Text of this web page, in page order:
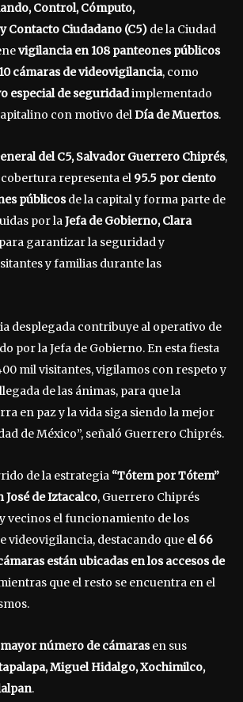
Control, Cómputo,
Contacto Ciudadano (C5) de la Ciudad
vigilancia en 108 panteones públicos
cámaras de videovigilancia, como
especial de seguridadimplementado
con motivo delDía de Muertos.
del C5, Salvador Guerrero Chiprés,
representa el 95.5 por ciento
públicosde la capital y forma parte de
por laJefa de Gobierno, Clara
garantizar la seguridad y
y familias durante las
desplegada contribuye al operativo de
por la Jefa de Gobierno. En esta fiesta
mil visitantes, vigilamos con respeto y
de las ánimas, para que la
en paz y la vida siga siendo la mejor
de México”, señaló Guerrero Chiprés.
de la estrategia “Tótem por Tótem”
José de Iztacalco, Guerrero Chiprés
vecinos el funcionamiento de los
videovigilancia, destacando que el 66
están ubicadas en los accesos de
que el resto se encuentra en el
número de cámarasen sus
Miguel Hidalgo, Xochimilco,
.